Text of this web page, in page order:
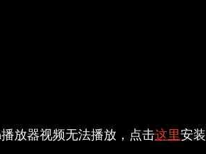
放器视频无法播放，点击这里安装